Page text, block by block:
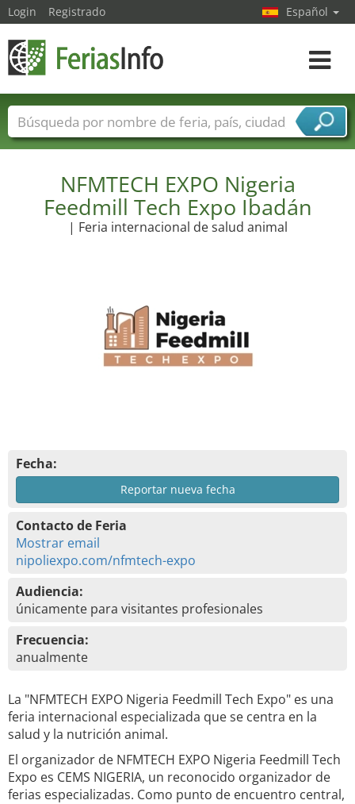
NFMTECH EXPO Nigeria
Feedmill Tech Expo Ibadán
| Feria internacional de salud animal
Fecha:
Reportar nueva fecha
Contacto de Feria
Mostrar email
nipoliexpo.com/nfmtech-expo
Audiencia:
únicamente para visitantes profesionales
Frecuencia:
anualmente
La "NFMTECH EXPO Nigeria Feedmill Tech Expo" es una
feria internacional especializada que se centra en la
salud y la nutrición animal.
El organizador de NFMTECH EXPO Nigeria Feedmill Tech
Expo es CEMS NIGERIA, un reconocido organizador de
ferias especializadas. Como punto de encuentro central,
Login Registrado Español
toggle
Nombres de ferias Países
Ciudades
Sectores de proveedor de servicios